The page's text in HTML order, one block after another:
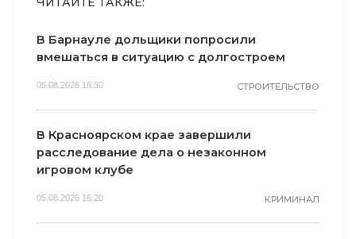
В Барнауле дольщики попросили
вмешаться в ситуацию с долгостроем
05.08.2026 16:30 СТРОИТЕЛЬСТВО
В Красноярском крае завершили
расследование дела о незаконном
игровом клубе
05.08.2026 16:20 КРИМИНАЛ